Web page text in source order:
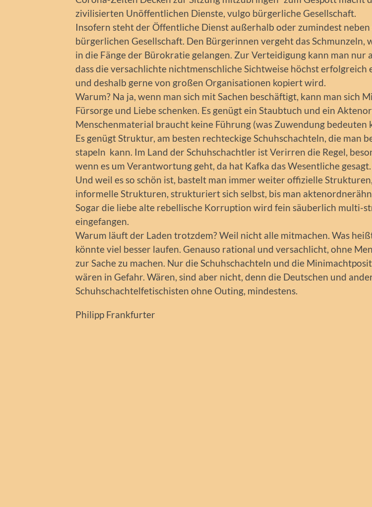
zivilisierten Unöffentlichen Dienste, vulgo bürgerliche Gesellschaft.
Insofern steht der Öffentliche Dienst außerhalb oder zumindest neben
bürgerlichen Gesellschaft. Den Bürgerinnen vergeht das Schmunzeln,
in die Fänge der Bürokratie gelangen. Zur Verteidigung kann man nur
dass die versachlichte nichtmenschliche Sichtweise höchst erfolgreich
und deshalb gerne von großen Organisationen kopiert wird.
Warum? Na ja, wenn man sich mit Sachen beschäftigt, kann man sich
Fürsorge und Liebe schenken. Es genügt ein Staubtuch und ein
Menschenmaterial braucht keine Führung (was Zuwendung bedeuten
Es genügt Struktur, am besten rechteckige Schuhschachteln, die man
stapeln kann. Im Land der Schuhschachtler ist Verirren die Regel,
wenn es um Verantwortung geht, da hat Kafka das Wesentliche gesagt.
Und weil es so schön ist, bastelt man immer weiter offizielle Strukturen,
informelle Strukturen, strukturiert sich selbst, bis man
Sogar die liebe alte rebellische Korruption wird fein säuberlich multi-
eingefangen.
Warum läuft der Laden trotzdem? Weil nicht alle mitmachen. Was
könnte viel besser laufen. Genauso rational und versachlicht, ohne
zur Sache zu machen. Nur die Schuhschachteln und die
wären in Gefahr. Wären, sind aber nicht, denn die Deutschen und
Schuhschachtelfetischisten ohne Outing, mindestens.
Philipp Frankfurter